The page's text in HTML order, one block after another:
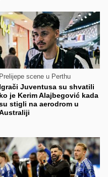
Prelijepe scene u Perthu
Igrači Juventusa su shvatili
ko je Kerim Alajbegović kada
stigli na aerodrom u